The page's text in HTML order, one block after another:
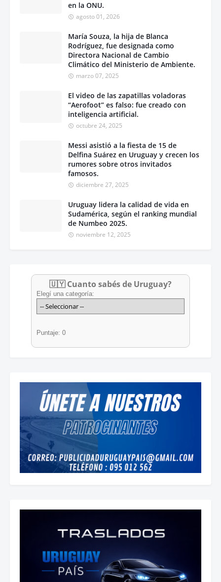
en la ONU.
agosto 01, 2026
María Souza, la hija de Blanca
Rodríguez, fue designada como
Directora Nacional de Cambio
Climático del Ministerio de Ambiente.
marzo 07, 2025
El video de las zapatillas voladoras
“Aerofoot” es falso: fue creado con
inteligencia artificial.
octubre 24, 2025
Messi asistió a la fiesta de 15 de
Delfina Suárez en Uruguay y crecen los
rumores sobre otros invitados
famosos.
diciembre 27, 2025
Uruguay lidera la calidad de vida en
Sudamérica, según el ranking mundial
de Numbeo 2025.
noviembre 12, 2025
🇺🇾 Cuanto sabés de Uruguay?
Elegí una categoría:
Puntaje: 0